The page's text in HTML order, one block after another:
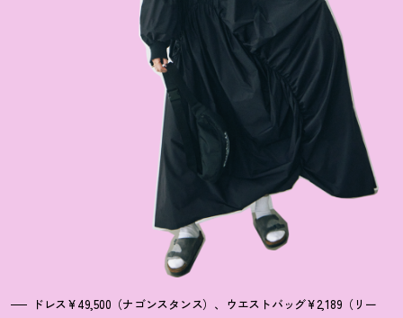
ドレス¥49,500（ナゴンスタンス）、ウエストバッグ¥2,189（リー